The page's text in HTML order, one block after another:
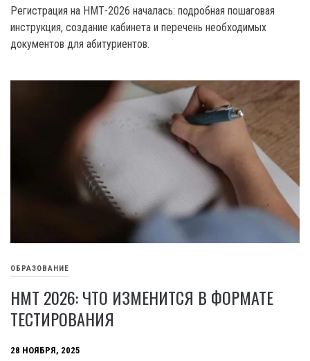
Регистрация на НМТ-2026 началась: подробная пошаговая
инструкция, создание кабинета и перечень необходимых
документов для абитуриентов.
ОБРАЗОВАНИЕ
НМТ 2026: ЧТО ИЗМЕНИТСЯ В ФОРМАТЕ
ТЕСТИРОВАНИЯ
28 НОЯБРЯ, 2025